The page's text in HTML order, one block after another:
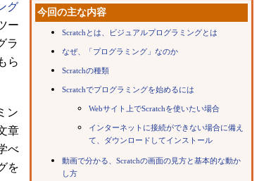
今回の主な内容
Scratchとは、ビジュアルプログラミングとは
なぜ、「プログラミング」なのか
Scratchの種類
Scratchでプログラミングを始めるには
Webサイト上でScratchを使いたい場合
インターネットに接続ができない場合に備え
て、ダウンロードしてインストール
動画で分かる、Scratchの画面の見方と基本的な動か
し方
グ
ー
ラ
ら
ン
章
べ
を